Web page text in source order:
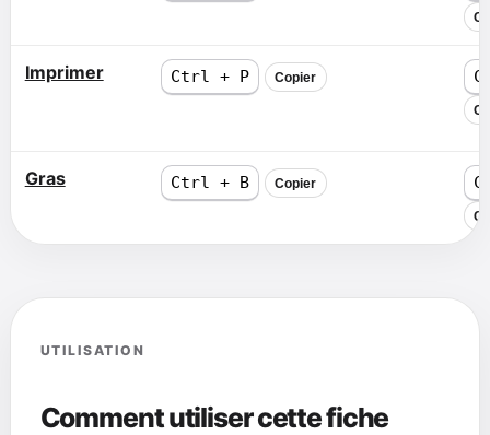
Imprimer Ctrl + P Copier
Gras Ctrl + B Copier
UTILISATION
Comment utiliser cette fiche